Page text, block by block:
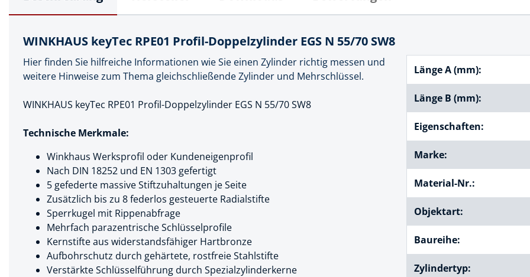
Montagematerial
Zubehör Maschinenbefestigung
Handpresse
Hebelwerkzeug
Hebewerkzeuge
Hobel, Beitel & Ziehklingen
Magnetwerkzeuge
Meißel
Nietwerkzeug
Schneidwerkzeug
Spachtel & Kelle
WINKHAUS keyTec RPE01 Profil-Doppelzylinder EGS N 55/70 SW8
Hier finden Sie hilfreiche Informationen wie Sie einen Zylinder richtig messen und
weitere Hinweise zum Thema gleichschließende Zylinder und Mehrschlüssel.
WINKHAUS keyTec RPE01 Profil-Doppelzylinder EGS N 55/70 SW8
Technische Merkmale:
Winkhaus Werksprofil oder Kundeneigenprofil
Nach DIN 18252 und EN 1303 gefertigt
5 gefederte massive Stiftzuhaltungen je Seite
Zusätzlich bis zu 8 federlos gesteuerte Radialstifte
Sperrkugel mit Rippenabfrage
Mehrfach parazentrische Schlüsselprofile
Kernstifte aus widerstandsfähiger Hartbronze
Aufbohrschutz durch gehärtete, rostfreie Stahlstifte
Verstärkte Schlüsselführung durch Spezialzylinderkerne
Länge A (mm):
Länge B (mm):
Eigenschaften:
Marke:
Material-Nr.:
Objektart:
Baureihe:
Zylindertyp: